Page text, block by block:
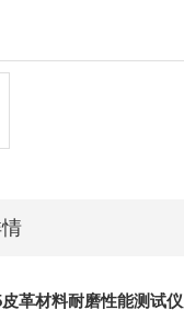
革材料耐磨性能测试仪